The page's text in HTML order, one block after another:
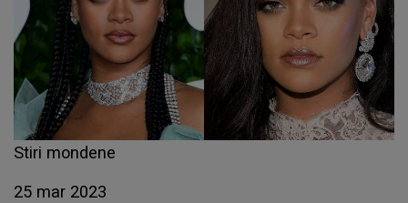
Stiri mondene
25 mar 2023